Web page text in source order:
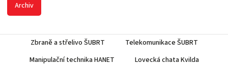
Archiv
Zbraně a střelivo ŠUBRT
Telekomunikace ŠUBRT
Manipulační technika HANET
Lovecká chata Kvilda